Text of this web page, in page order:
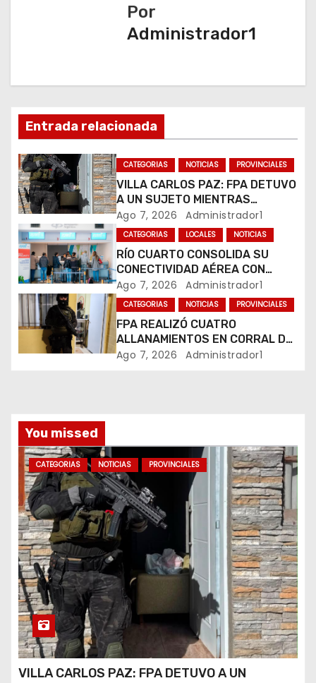
n
d
e
e
n
t
r
a
d
a
Por
Administrador1
Entrada relacionada
CATEGORIAS NOTICIAS PROVINCIALES
VILLA CARLOS PAZ: FPA DETUVO
A UN SUJETO MIENTRAS
COMERCIALIZABA COCAÍNA Y
MARIHUANA EN UNA PLAZA
Ago 7, 2026 Administrador1
CATEGORIAS LOCALES NOTICIAS
RÍO CUARTO CONSOLIDA SU
CONECTIVIDAD AÉREA CON
CUATRO VUELOS SEMANALES A
BUENOS AIRES
Ago 7, 2026 Administrador1
CATEGORIAS NOTICIAS PROVINCIALES
FPA REALIZÓ CUATRO
ALLANAMIENTOS EN CORRAL DE
BUSTOS-IFFLINGER
Ago 7, 2026 Administrador1
You missed
CATEGORIAS NOTICIAS PROVINCIALES
VILLA CARLOS PAZ: FPA DETUVO A UN